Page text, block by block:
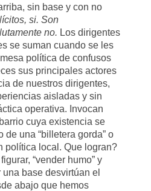
sin base y con no
si. Son
no. Los dirigentes
se suman cuando se les
política de confusos
sus principales actores
de nuestros dirigentes,
aisladas y sin
operativa. Invocan
cuya existencia se
de una “billetera gorda” o
política local. Que logran?
“vender humo” y
base desvirtúan el
abajo que hemos